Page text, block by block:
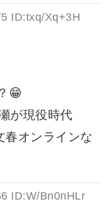
ID:txq/Xq+3H
😁
が現役時代
春オンラインな
ID:W/Bn0nHLr